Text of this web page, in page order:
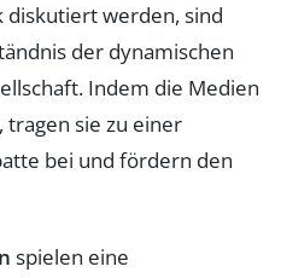
diskutiert werden, sind
der dynamischen
Indem die Medien
sie zu einer
bei und fördern den
spielen eine